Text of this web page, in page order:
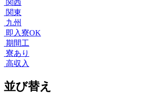
関西
関東
九州
即入寮OK
期間工
寮あり
高収入
並び替え